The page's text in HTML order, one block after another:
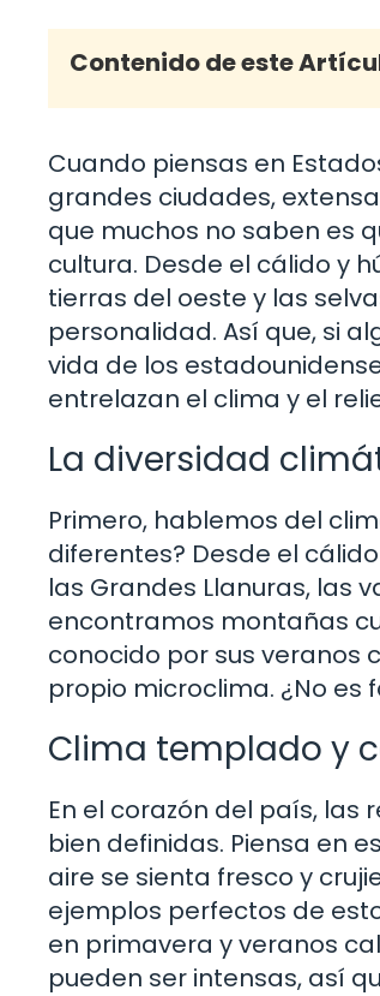
Contenido de este
Cuando piensas en
grandes ciudades,
que muchos no saben es
cultura. Desde el cálido y
tierras del oeste y las
personalidad. Así que, si
vida de los
entrelazan el clima y el
La diversidad
Primero, hablemos del
diferentes? Desde el
las Grandes Llanuras, las
encontramos montañas
conocido por sus veranos
propio microclima. ¿No es
Clima templado y
En el corazón del país,
bien definidas. Piensa en
aire se sienta fresco y
ejemplos perfectos de
en primavera y veranos
pueden ser intensas, así